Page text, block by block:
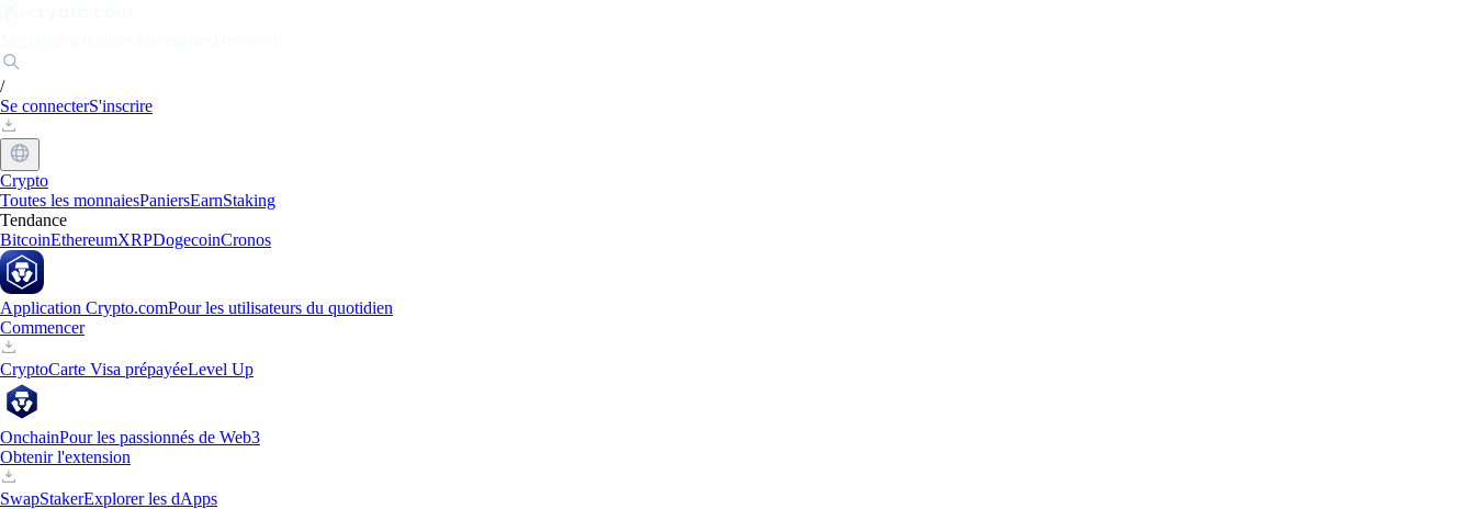
/
Se connecterS'inscrire
Crypto
Toutes les monnaiesPaniersEarnStaking
Tendance
BitcoinEthereumXRPDogecoinCronos
Application Crypto.comPour les utilisateurs du quotidien
Commencer
CryptoCarte Visa prépayéeLevel Up
OnchainPour les passionnés de Web3
Obtenir l'extension
SwapStakerExplorer les dApps